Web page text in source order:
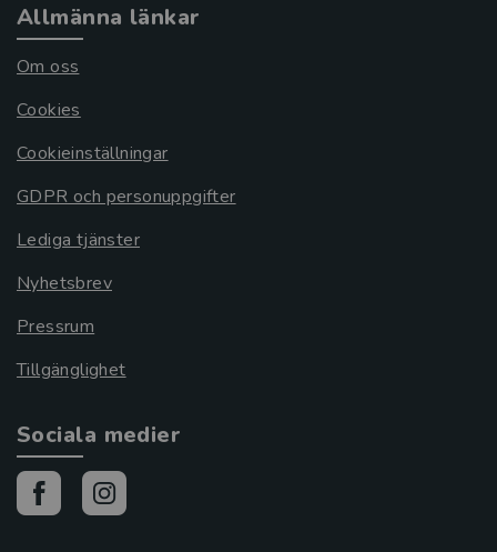
Allmänna länkar
Om oss
Cookies
Cookieinställningar
GDPR och personuppgifter
Lediga tjänster
Nyhetsbrev
Pressrum
Tillgänglighet
Sociala medier